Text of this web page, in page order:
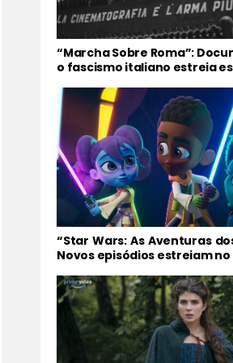
“Marcha Sobre Roma”:
o fascismo italiano estreia
“Star Wars: As Aventuras
Novos episódios estreiam